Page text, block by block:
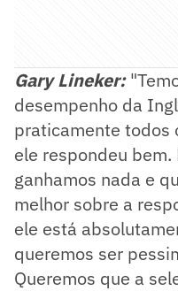
Gary Lineker:
desempenho da
praticamente todos
ele respondeu
ganhamos nada e
melhor sobre a
ele está
queremos ser
Queremos que a